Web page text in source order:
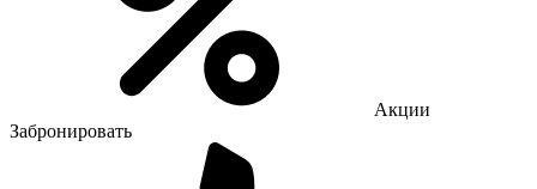
Акции
Забронировать